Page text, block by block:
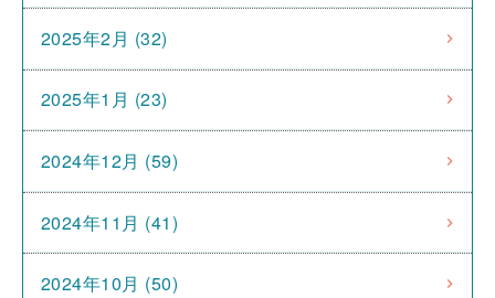
2025年2月 (32)
2025年1月 (23)
2024年12月 (59)
2024年11月 (41)
2024年10月 (50)